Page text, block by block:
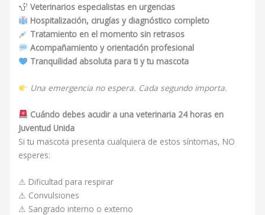
Veterinarios especialistas en urgencias
Hospitalización, cirugías y diagnóstico completo
Tratamiento en el momento sin retrasos
Acompañamiento y orientación profesional
Tranquilidad absoluta para ti y tu mascota
Una emergencia no espera. Cada segundo importa.
Cuándo debes acudir a una veterinaria 24 horas en
Juventud Unida
Si tu mascota presenta cualquiera de estos síntomas, NO
esperes:
⚠ Dificultad para respirar
⚠ Convulsiones
⚠ Sangrado interno o externo